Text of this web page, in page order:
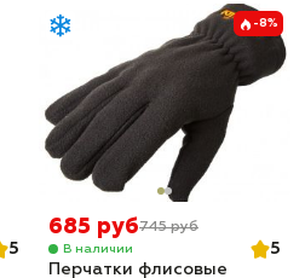
5
-8%
685 руб745 руб
В наличии
5
Перчатки флисовые